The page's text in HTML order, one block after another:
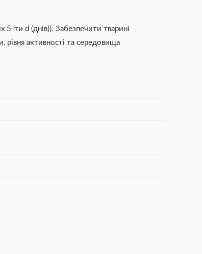
ти d (днів)). Забезпечити тварині
рівня активності та середовища